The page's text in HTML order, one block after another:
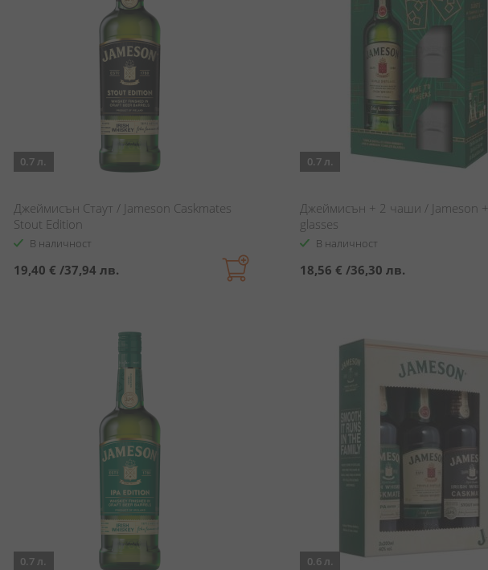
0.7 л.
Джеймисън Стаут / Jameson Caskmates
Stout Edition
В наличност
19,40 € /37,94 лв.
0.7 л.
Джеймисън + 2 чаши / Jameson
glasses
В наличност
18,56 € /36,30 лв.
0.7 л. 0.6 л.